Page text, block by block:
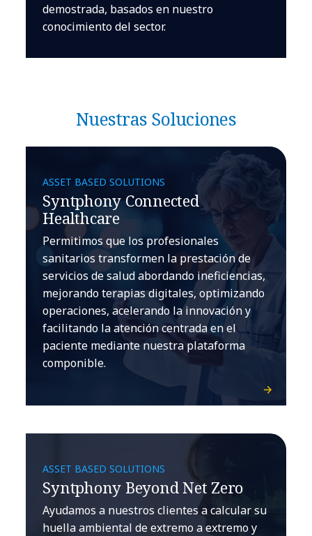
demostrada, basados en nuestro
conocimiento del sector.
Nuestras Soluciones
ASSET BASED SOLUTIONS
Syntphony Connected
Healthcare
Permitimos que los profesionales
sanitarios transformen la prestación de
servicios de salud abordando ineficiencias,
mejorando terapias digitales, optimizando
operaciones, acelerando la innovación y
facilitando la atención centrada en el
paciente mediante nuestra plataforma
componible.
ASSET BASED SOLUTIONS
Syntphony Beyond Net Zero
Ayudamos a nuestros clientes a calcular su
huella ambiental de extremo a extremo y